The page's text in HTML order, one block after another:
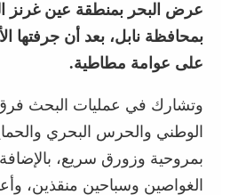
عرض البحر بمنطقة عين غرنز
بمحافظة نابل، بعد أن جرفتها
على عوامة مطاطية.
وتشارك في عمليات البحث
الوطني والحرس البحري
بمروحية وزورق سريع،
الغواصين وسباحين منقذين،